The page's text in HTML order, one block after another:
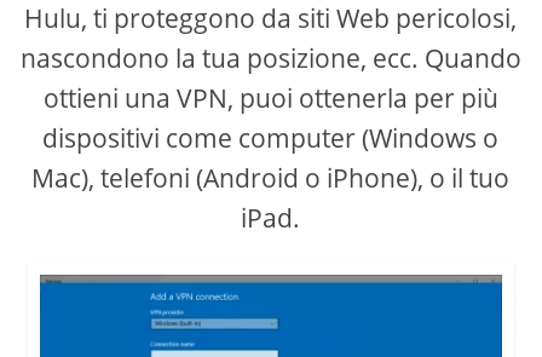
Hulu, ti proteggono da siti Web pericolosi,
nascondono la tua posizione, ecc. Quando
ottieni una VPN, puoi ottenerla per più
dispositivi come computer (Windows o
Mac), telefoni (Android o iPhone), o il tuo
iPad.